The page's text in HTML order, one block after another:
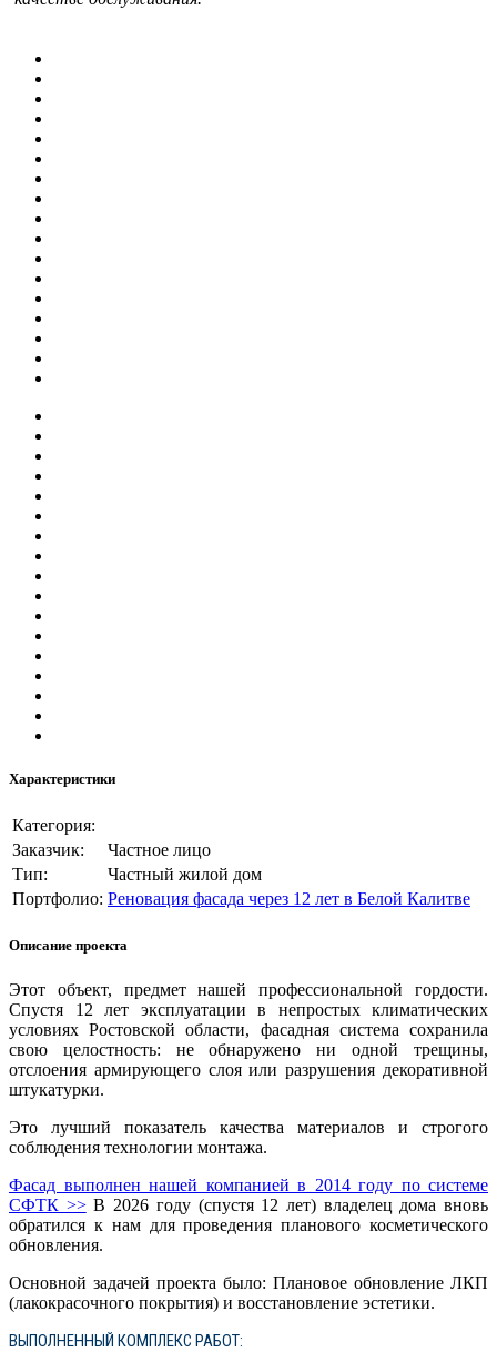
Характеристики
Категория:
Заказчик:
Частное лицо
Тип:
Частный жилой дом
Портфолио: Реновация фасада через 12 лет в Белой Калитве
Описание проекта
Этот объект, предмет нашей профессиональной гордости.
Спустя 12 лет эксплуатации в непростых климатических
условиях Ростовской области, фасадная система сохранила
свою целостность: не обнаружено ни одной трещины,
отслоения армирующего слоя или разрушения декоративной
штукатурки.
Это лучший показатель качества материалов и строгого
соблюдения технологии монтажа.
Фасад выполнен нашей компанией в 2014 году по системе
СФТК >>В 2026 году (спустя 12 лет) владелец дома вновь
обратился к нам для проведения планового косметического
обновления.
Основной задачей проекта было: Плановое обновление ЛКП
(лакокрасочного покрытия) и восстановление эстетики.
ВЫПОЛНЕННЫЙ КОМПЛЕКС РАБОТ: